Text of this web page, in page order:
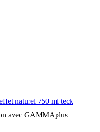
naturel 750 ml teck
avec GAMMAplus